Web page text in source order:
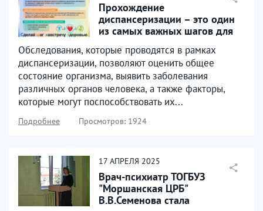
Прохождение
диспансеризации – это один
из самых важных шагов для
предупреждения...
Обследования, которые проводятся в рамках
диспансеризации, позволяют оценить общее
состояние организма, выявить заболевания
различных органов человека, а также факторы,
которые могут поспособствовать их...
Подробнее Просмотров: 1924
17 АПРЕЛЯ 2025
Врач-психиатр ТОГБУЗ
"Моршанская ЦРБ"
В.В.Семенова стала